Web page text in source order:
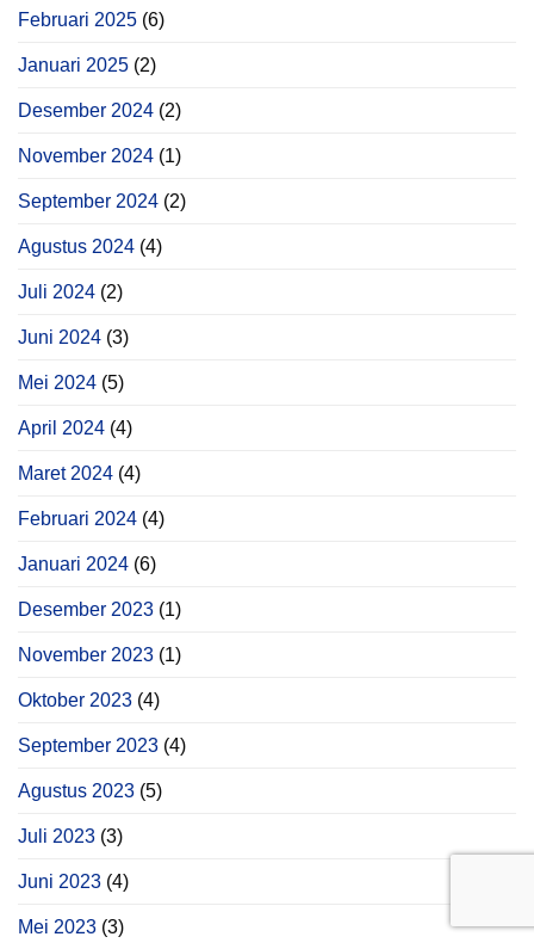
Februari 2025 (6)
Januari 2025 (2)
Desember 2024 (2)
November 2024 (1)
September 2024 (2)
Agustus 2024 (4)
Juli 2024 (2)
Juni 2024 (3)
Mei 2024 (5)
April 2024 (4)
Maret 2024 (4)
Februari 2024 (4)
Januari 2024 (6)
Desember 2023 (1)
November 2023 (1)
Oktober 2023 (4)
September 2023 (4)
Agustus 2023 (5)
Juli 2023 (3)
Juni 2023 (4)
Mei 2023 (3)